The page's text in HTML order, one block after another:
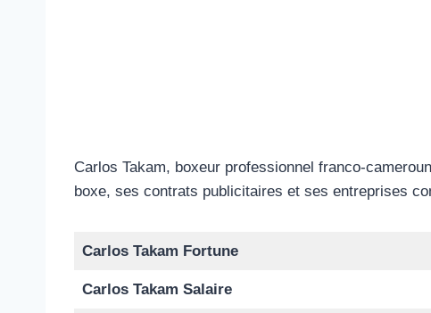
Carlos Takam, boxeur professionnel franco-
boxe, ses contrats publicitaires et ses entreprises
Carlos Takam Fortune
Carlos Takam Salaire